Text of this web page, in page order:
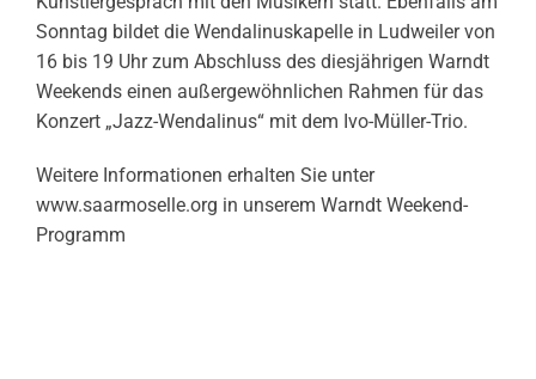
Sonntag bildet die Wendalinuskapelle in Ludweiler von
16 bis 19 Uhr zum Abschluss des diesjährigen Warndt
Weekends einen außergewöhnlichen Rahmen für das
Konzert „Jazz-Wendalinus“ mit dem Ivo-Müller-Trio.
Weitere Informationen erhalten Sie unter
www.saarmoselle.org in unserem Warndt Weekend-
Programm